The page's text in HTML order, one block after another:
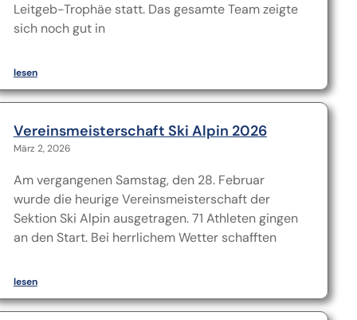
Leitgeb-Trophäe statt. Das gesamte Team zeigte
sich noch gut in
lesen
Vereinsmeisterschaft Ski Alpin 2026
März 2, 2026
Am vergangenen Samstag, den 28. Februar
wurde die heurige Vereinsmeisterschaft der
Sektion Ski Alpin ausgetragen. 71 Athleten gingen
an den Start. Bei herrlichem Wetter schafften
lesen